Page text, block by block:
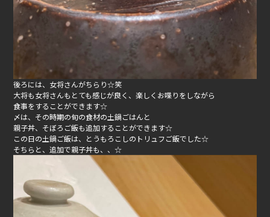
後ろには、女将さんがちらり☆笑
大将も女将さんもとても感じが良く、楽しくお喋りをしながら
食事をすることができます☆
〆は、その時期の旬の食材の土鍋ごはんと
親子丼、そぼろご飯も追加することができます☆
この日の土鍋ご飯は、とうもろこしのトリュフご飯でした☆
そちらと、追加で親子丼も、、☆